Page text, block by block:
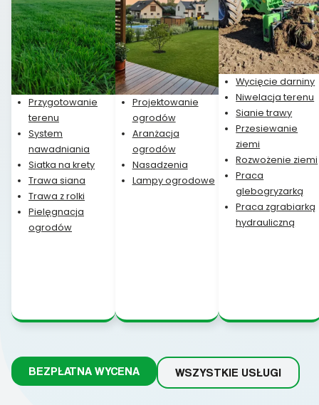
Przygotowanie
terenu
System
nawadniania
Siatka na krety
Trawa siana
Trawa z rolki
Pielęgnacja
ogrodów
Projektowanie
ogrodów
Aranżacja
ogrodów
Nasadzenia
Lampy ogrodowe
Wycięcie darniny
Niwelacja terenu
Sianie trawy
Przesiewanie
ziemi
Rozwożenie ziemi
Praca
glebogryzarką
Praca zgrabiarką
hydrauliczną
BEZPŁATNA WYCENA WSZYSTKIE USŁUGI